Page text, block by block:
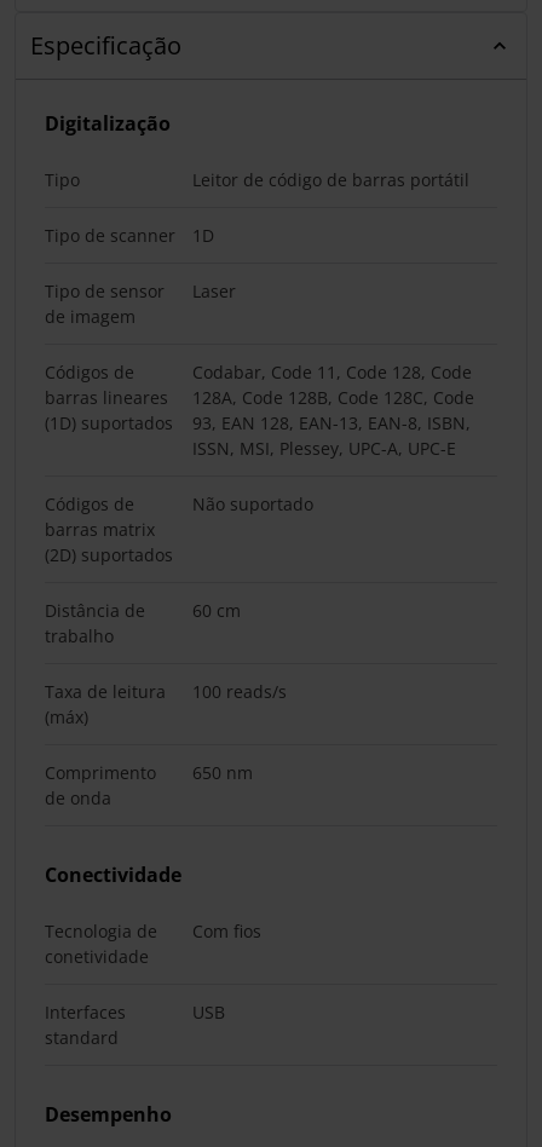
Especificação
Digitalização
Tipo Leitor de código de barras portátil
Tipo de scanner 1D
Tipo de sensor
de imagem
Laser
Códigos de
barras lineares
(1D) suportados
Codabar, Code 11, Code 128, Code
128A, Code 128B, Code 128C, Code
93, EAN 128, EAN-13, EAN-8, ISBN,
ISSN, MSI, Plessey, UPC-A, UPC-E
Códigos de
barras matrix
(2D) suportados
Não suportado
Distância de
trabalho
60 cm
Taxa de leitura
(máx)
100 reads/s
Comprimento
de onda
650 nm
Conectividade
Tecnologia de
conetividade
Com fios
Interfaces
standard
USB
Desempenho